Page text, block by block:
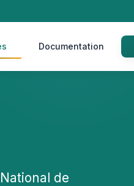
Documentation
de